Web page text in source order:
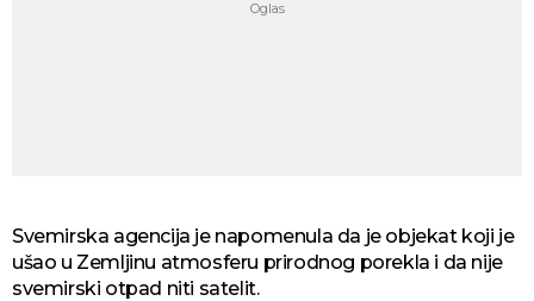
Svemirska agencija je napomenula da je objekat koji je
ušao u Zemljinu atmosferu prirodnog porekla i da nije
svemirski otpad niti satelit.